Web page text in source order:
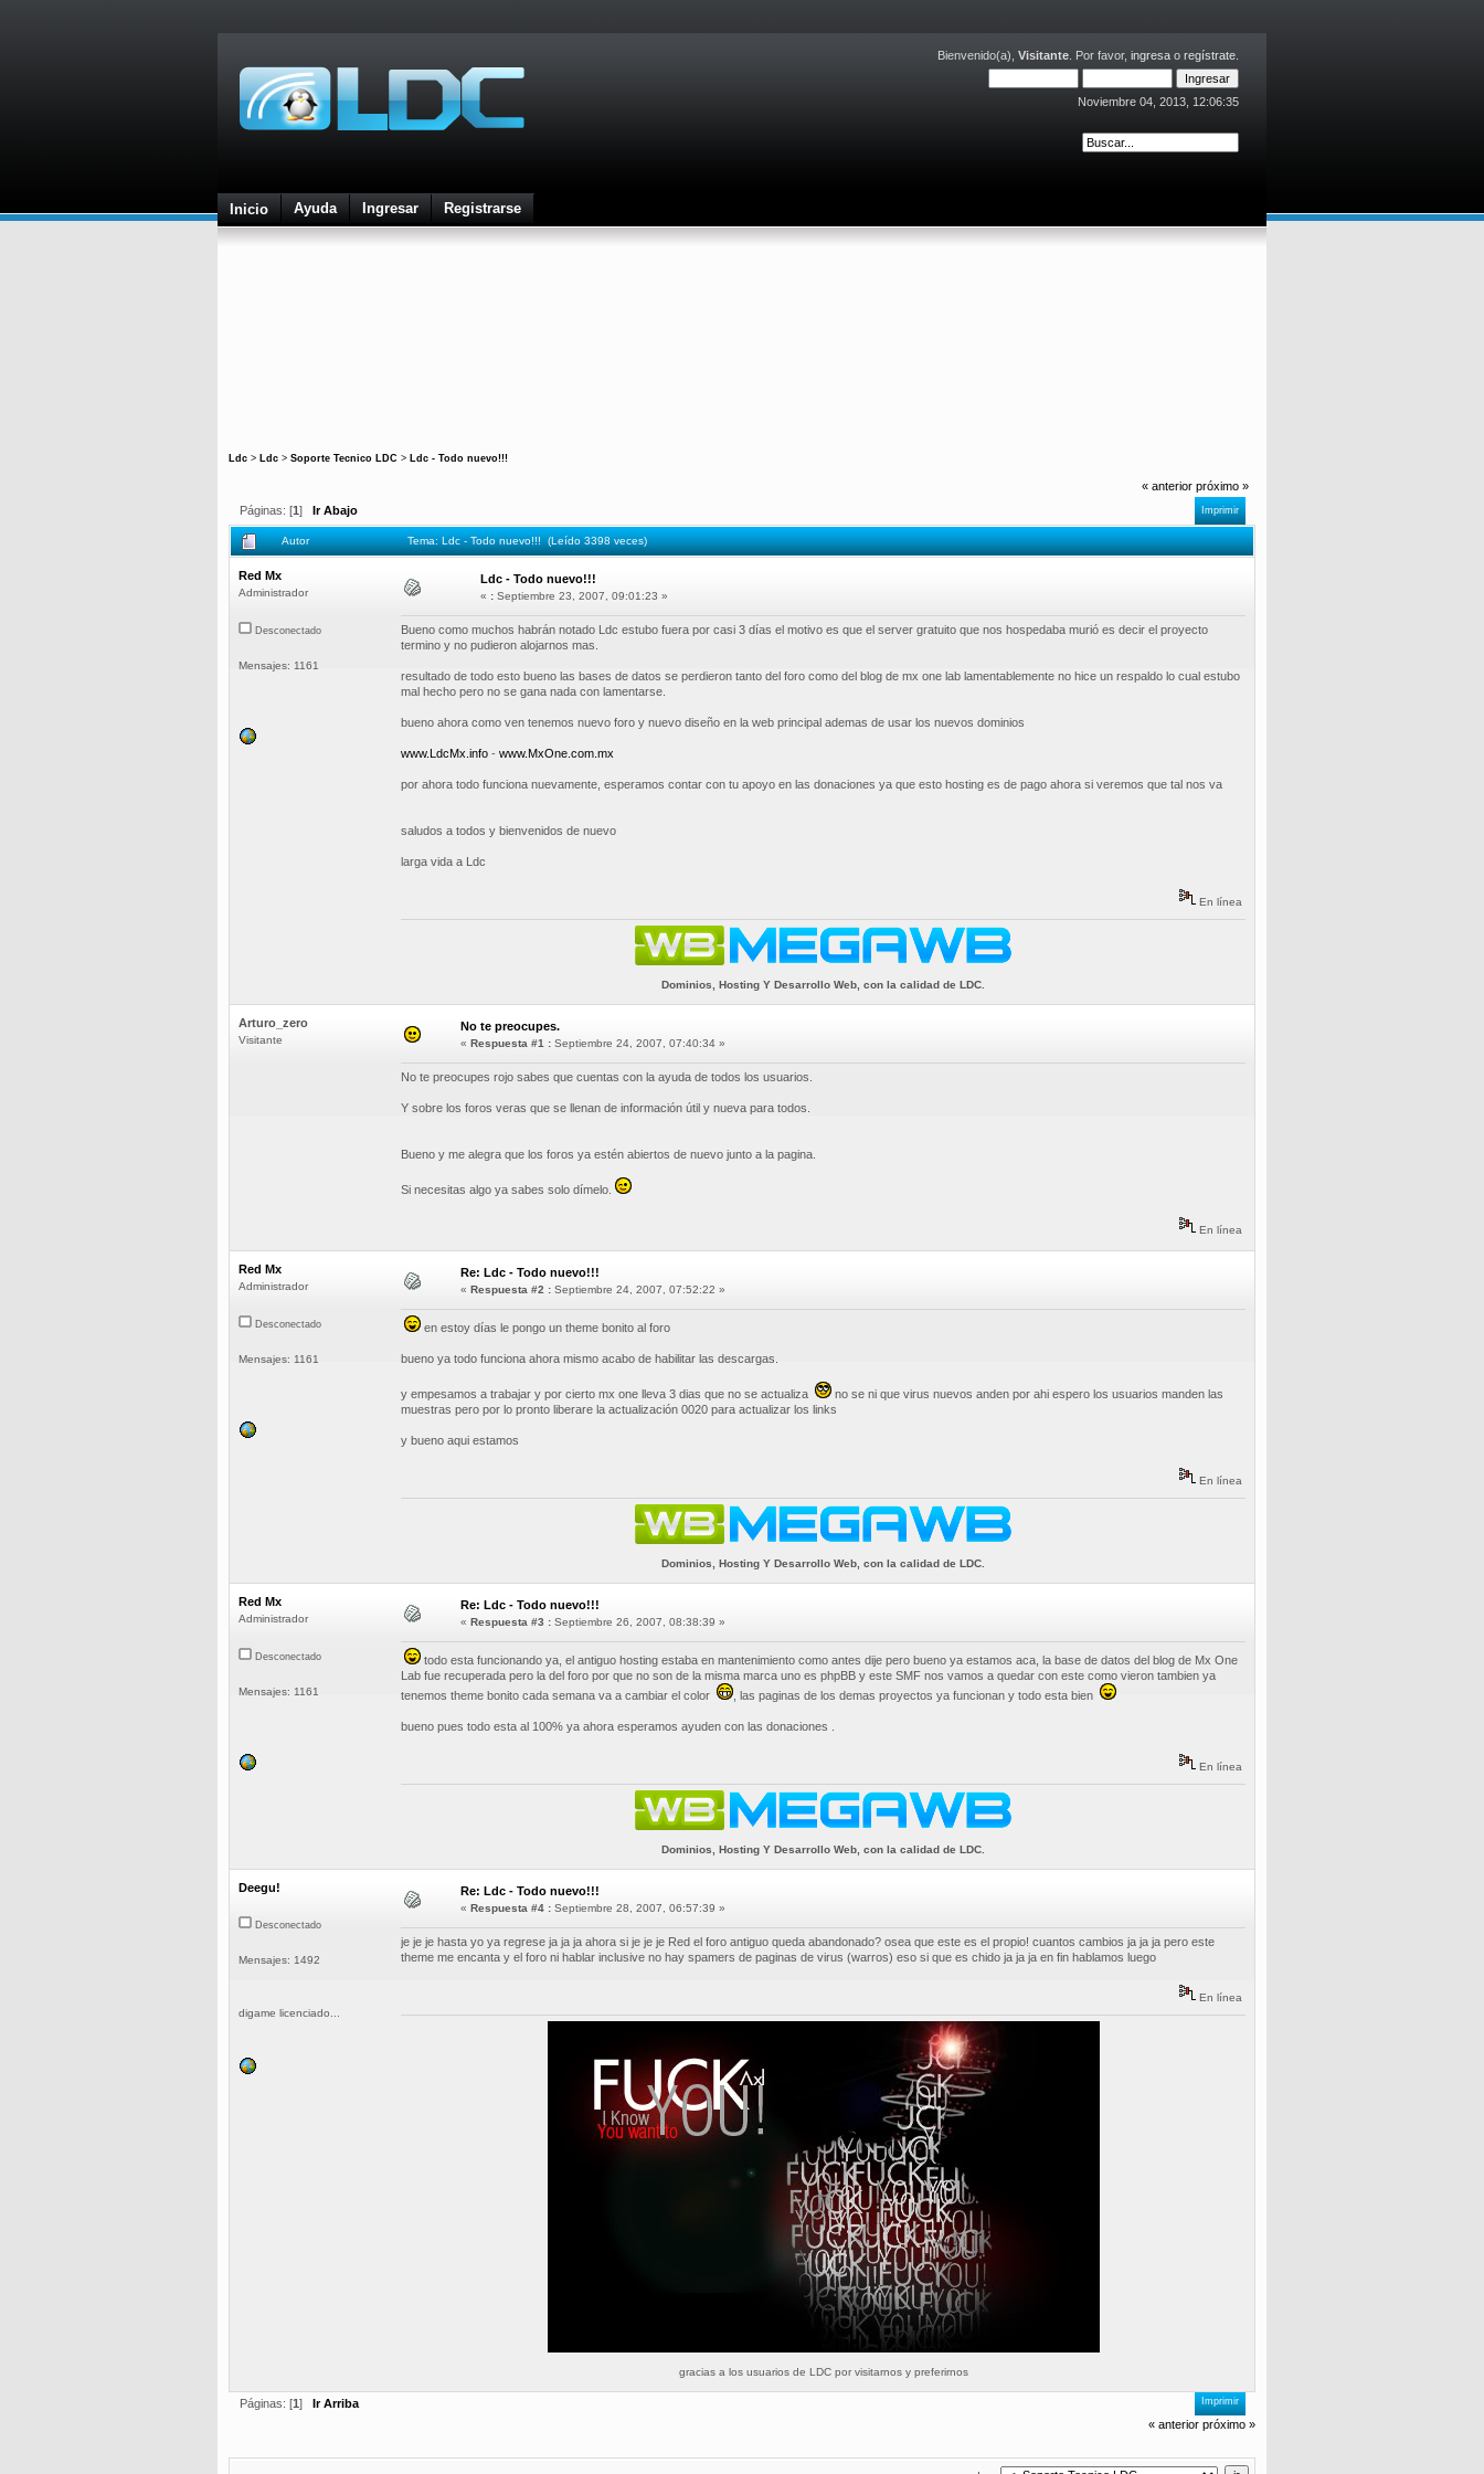
Bienvenido(a), Visitante . Por favor, ingresa o regístrate
Noviembre 04, 2013, 12:06:35
Inicio Ayuda Ingresar Registrarse
Ldc > Ldc > Soporte Tecnico LDC > Ldc - Todo nuevo!!!
Páginas: [1 ] Ir Abajo
« anterior próximo »
Imprimir
Autor Tema: Ldc - Todo nuevo!!! (Leído 3398 veces)
Red Mx
Administrador
Desconectado
Mensajes: 1161
Ldc - Todo nuevo!!!
« : Septiembre 23, 2007, 09:01:23 »
Bueno como muchos habrán notado Ldc estubo fuera por casi 3 días el motivo es que el server gratuito que nos hospedaba murió es decir el proyecto
termino y no pudieron alojarnos mas.
resultado de todo esto bueno las bases de datos se perdieron tanto del foro como del blog de mx one lab lamentablemente no hice un respaldo lo cual estubo
mal hecho pero no se gana nada con lamentarse.
bueno ahora como ven tenemos nuevo foro y nuevo diseño en la web principal ademas de usar los nuevos dominios
www.LdcMx.info - www.MxOne.com.mx
por ahora todo funciona nuevamente, esperamos contar con tu apoyo en las donaciones ya que esto hosting es de pago ahora si veremos que tal nos va
saludos a todos y bienvenidos de nuevo
larga vida a Ldc
En línea
Dominios, Hosting Y Desarrollo Web, con la calidad de LDC.
Arturo_zero
Visitante
No te preocupes.
« Respuesta #1 : Septiembre 24, 2007, 07:40:34 »
No te preocupes rojo sabes que cuentas con la ayuda de todos los usuarios.
Y sobre los foros veras que se llenan de información útil y nueva para todos.
Bueno y me alegra que los foros ya estén abiertos de nuevo junto a la pagina.
Si necesitas algo ya sabes solo dímelo.
En línea
Red Mx
Administrador
Desconectado
Mensajes: 1161
Re: Ldc - Todo nuevo!!!
« Respuesta #2 : Septiembre 24, 2007, 07:52:22 »
en estoy días le pongo un theme bonito al foro
bueno ya todo funciona ahora mismo acabo de habilitar las descargas.
y empesamos a trabajar y por cierto mx one lleva 3 dias que no se actualiza
no se ni que virus nuevos anden por ahi espero los usuarios manden las
muestras pero por lo pronto liberare la actualización 0020 para actualizar los links
y bueno aqui estamos
En línea
Dominios, Hosting Y Desarrollo Web, con la calidad de LDC.
Red Mx
Administrador
Desconectado
Mensajes: 1161
Re: Ldc - Todo nuevo!!!
« Respuesta #3 : Septiembre 26, 2007, 08:38:39 »
todo esta funcionando ya, el antiguo hosting estaba en mantenimiento como antes dije pero bueno ya estamos aca, la base de datos del blog de Mx One
Lab fue recuperada pero la del foro por que no son de la misma marca uno es phpBB y este SMF nos vamos a quedar con este como vieron tambien ya
tenemos theme bonito cada semana va a cambiar el color
, las paginas de los demas proyectos ya funcionan y todo esta bien
bueno pues todo esta al 100% ya ahora esperamos ayuden con las donaciones .
En línea
Dominios, Hosting Y Desarrollo Web, con la calidad de LDC.
Deegu!
Desconectado
Mensajes: 1492
digame licenciado...
Re: Ldc - Todo nuevo!!!
« Respuesta #4 : Septiembre 28, 2007, 06:57:39 »
je je je hasta yo ya regrese ja ja ja ahora si je je je Red el foro antiguo queda abandonado? osea que este es el propio! cuantos cambios ja ja ja pero este
theme me encanta y el foro ni hablar inclusive no hay spamers de paginas de virus (warros) eso si que es chido ja ja ja en fin hablamos luego
En línea
gracias a los usuarios de LDC por visitarnos y preferirnos
Páginas: [1 ] Ir Arriba Imprimir
« anterior próximo »